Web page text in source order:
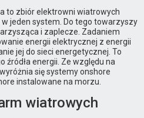
to zbiór elektrowni wiatrowych
jeden system. Do tego towarzyszy
i zaplecze. Zadaniem
energii elektrycznej z energii
jej do sieci energetycznej. To
źródła energii. Ze względu na
się systemy onshore
instalowane na morzu.
wiatrowych